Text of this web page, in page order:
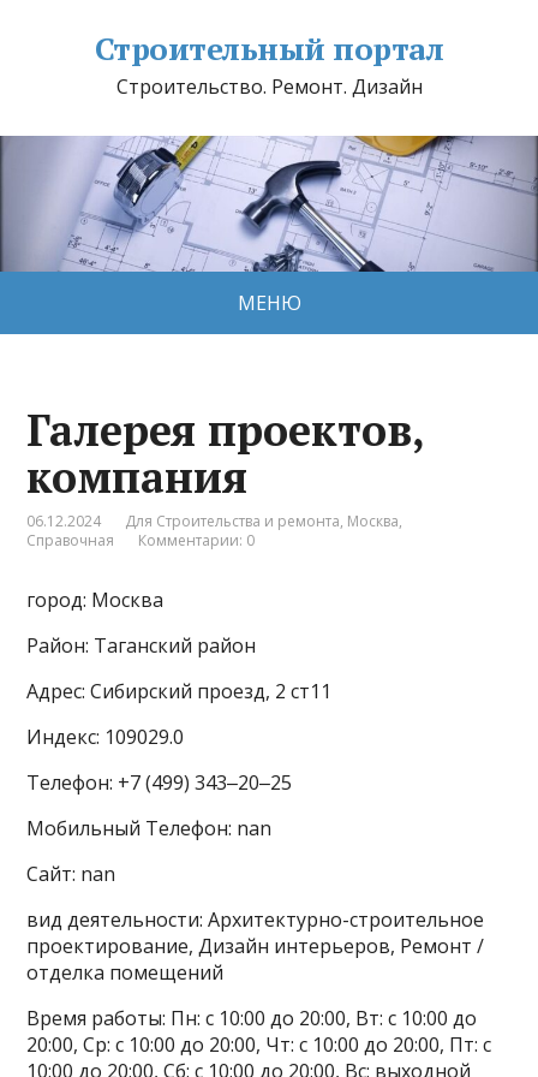
Строительный портал
Строительство. Ремонт. Дизайн
МЕНЮ
Галерея проектов,
компания
06.12.2024 Для Строительства и ремонта, Москва,
Справочная
Комментарии: 0
город: Москва
Район: Таганский район
Адрес: Сибирский проезд, 2 ст11
Индекс: 109029.0
Телефон: +7 (499) 343‒20‒25
Мобильный Телефон: nan
Сайт: nan
вид деятельности: Архитектурно-строительное
проектирование, Дизайн интерьеров, Ремонт /
отделка помещений
Время работы: Пн: с 10:00 до 20:00, Вт: с 10:00 до
20:00, Ср: с 10:00 до 20:00, Чт: с 10:00 до 20:00, Пт: с
10:00 до 20:00, Сб: с 10:00 до 20:00, Вс: выходной